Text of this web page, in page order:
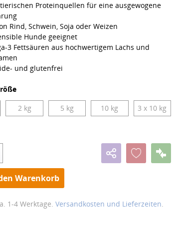
Proteinquellen für eine ausgewogene
Rind, Schwein, Soja oder Weizen
Hunde geeignet
3 Fettsäuren aus hochwertigem Lachs und
und glutenfrei
2 kg 5 kg 10 kg 3 x 10 kg
Warenkorb
1-4 Werktage.Versandkosten und Lieferzeiten.